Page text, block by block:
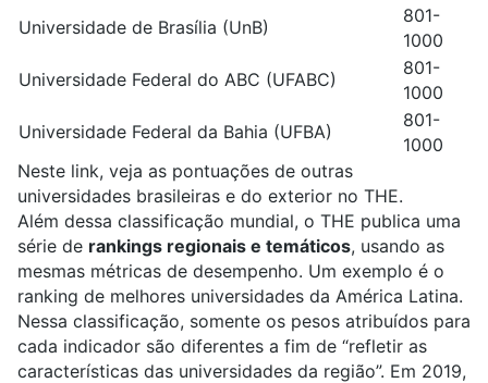
Universidade de Brasília (UnB)
801-
1000
Universidade Federal do ABC (UFABC)
801-
1000
Universidade Federal da Bahia (UFBA)
801-
1000
Neste link, veja as pontuações de outras
universidades brasileiras e do exterior no THE.
Além dessa classificação mundial, o THE publica uma
série de rankings regionais e temáticos, usando as
mesmas métricas de desempenho. Um exemplo é o
ranking de melhores universidades da América Latina.
Nessa classificação, somente os pesos atribuídos para
cada indicador são diferentes a fim de “refletir as
características das universidades da região”. Em 2019,